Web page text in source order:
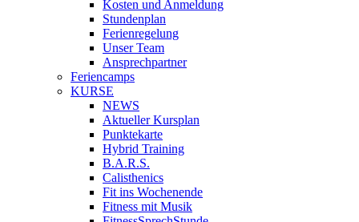
Kosten und Anmeldung
Stundenplan
Ferienregelung
Unser Team
Ansprechpartner
Feriencamps
KURSE
NEWS
Aktueller Kursplan
Punktekarte
Hybrid Training
B.A.R.S.
Calisthenics
Fit ins Wochenende
Fitness mit Musik